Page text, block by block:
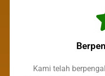
Kami telah